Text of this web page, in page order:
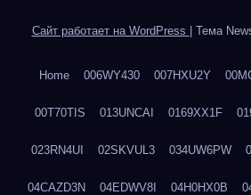
Сайт работает на WordPress Тема
Home 006WY430 007HXU2Y
00T70TIS 013UNCAI 0169XX1F
023RN4UI 02SKVUL3 034UW6PW
04CAZD3N 04EDWV8I 04H0HX0B